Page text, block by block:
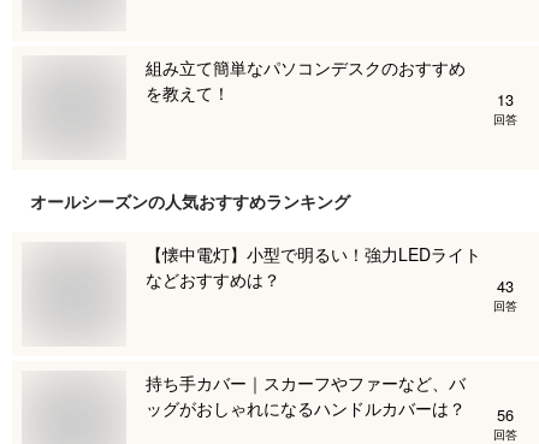
組み立て簡単なパソコンデスクのおすすめ
を教えて！
13
回答
オールシーズンの人気おすすめランキング
【懐中電灯】小型で明るい！強力LEDライト
などおすすめは？
43
回答
持ち手カバー｜スカーフやファーなど、バ
ッグがおしゃれになるハンドルカバーは？
56
回答